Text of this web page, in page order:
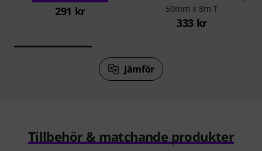
291 kr
50mm x 8m T
333 kr
Jämför
Tillbehör & matchande produkter